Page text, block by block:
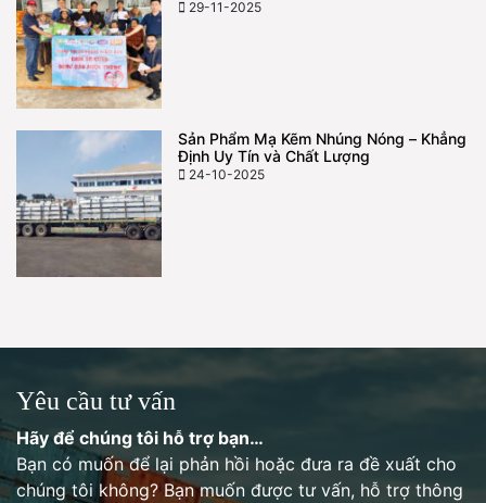
29-11-2025
Sản Phẩm Mạ Kẽm Nhúng Nóng – Khẳng
Định Uy Tín và Chất Lượng
24-10-2025
Yêu cầu tư vấn
Hãy để chúng tôi hỗ trợ bạn…
Bạn có muốn để lại phản hồi hoặc đưa ra đề xuất cho
chúng tôi không? Bạn muốn được tư vấn, hỗ trợ thông